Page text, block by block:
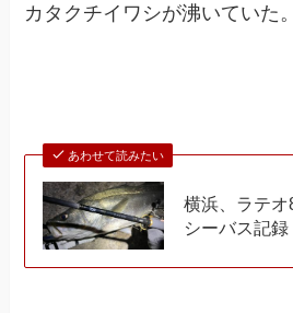
カタクチイワシが沸いていた。
あわせて読みたい
横浜、ラテオ
シーバス記録